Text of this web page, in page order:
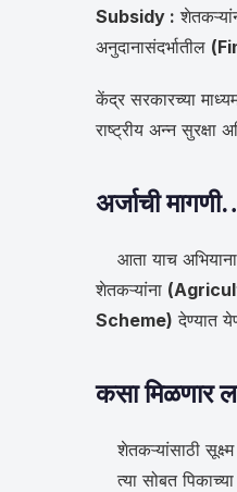
Subsidy :
अनुदानासंदर्भातील
केंद्र सरकारच्या
राष्ट्रीय अन्न सुरक्षा
अर्जाची
आता याच अभियाना
शेतकऱ्यांना
Scheme) देण्यात
कसा मिळणार
शेतकऱ्यांसाठी
त्या सोबत